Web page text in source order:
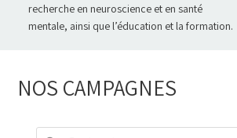
recherche en neuroscience et en santé
mentale, ainsi que l’éducation et la formation.
NOS CAMPAGNES